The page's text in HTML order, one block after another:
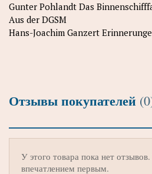
Gunter Pohlandt Das
Aus der DGSM
Hans-Joachim Ganzert
Отзывы покупателей
У этого товара пока нет
впечатлением первым.